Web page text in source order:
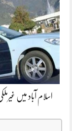
اسلام آباد میں